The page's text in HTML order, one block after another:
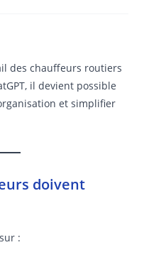
des chauffeurs routiers
il devient possible
et simplifier
doivent
: